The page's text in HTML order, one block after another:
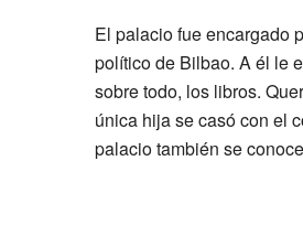
El palacio fue encargado
político de Bilbao. A él le
sobre todo, los libros.
única hija se casó con el
palacio también se